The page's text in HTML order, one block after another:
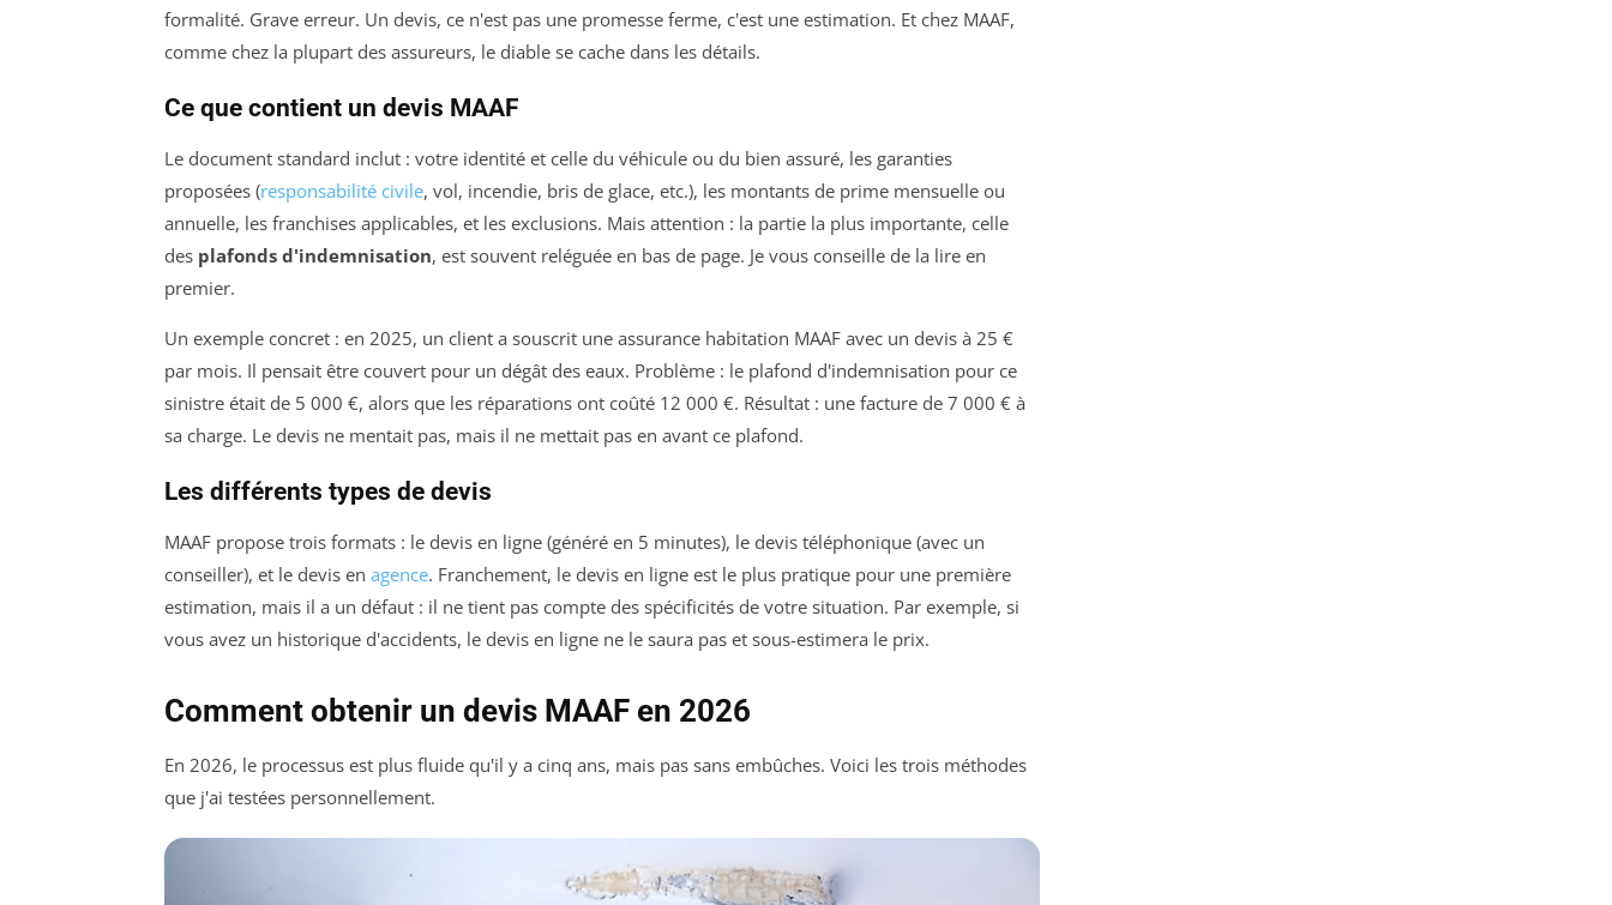
formalité. Grave erreur. Un devis, ce n'est pas une promesse ferme, c'est une estimation. Et chez MAAF,
comme chez la plupart des assureurs, le diable se cache dans les détails.
Ce que contient un devis MAAF
Le document standard inclut : votre identité et celle du véhicule ou du bien assuré, les garanties
proposées (responsabilité civile, vol, incendie, bris de glace, etc.), les montants de prime mensuelle ou
annuelle, les franchises applicables, et les exclusions. Mais attention : la partie la plus importante, celle
des plafonds d'indemnisation, est souvent reléguée en bas de page. Je vous conseille de la lire en
premier.
Un exemple concret : en 2025, un client a souscrit une assurance habitation MAAF avec un devis à 25 €
par mois. Il pensait être couvert pour un dégât des eaux. Problème : le plafond d'indemnisation pour ce
sinistre était de 5 000 €, alors que les réparations ont coûté 12 000 €. Résultat : une facture de 7 000 € à
sa charge. Le devis ne mentait pas, mais il ne mettait pas en avant ce plafond.
Les différents types de devis
MAAF propose trois formats : le devis en ligne (généré en 5 minutes), le devis téléphonique (avec un
conseiller), et le devis en agence. Franchement, le devis en ligne est le plus pratique pour une première
estimation, mais il a un défaut : il ne tient pas compte des spécificités de votre situation. Par exemple, si
vous avez un historique d'accidents, le devis en ligne ne le saura pas et sous-estimera le prix.
Comment obtenir un devis MAAF en 2026
En 2026, le processus est plus fluide qu'il y a cinq ans, mais pas sans embûches. Voici les trois méthodes
que j'ai testées personnellement.